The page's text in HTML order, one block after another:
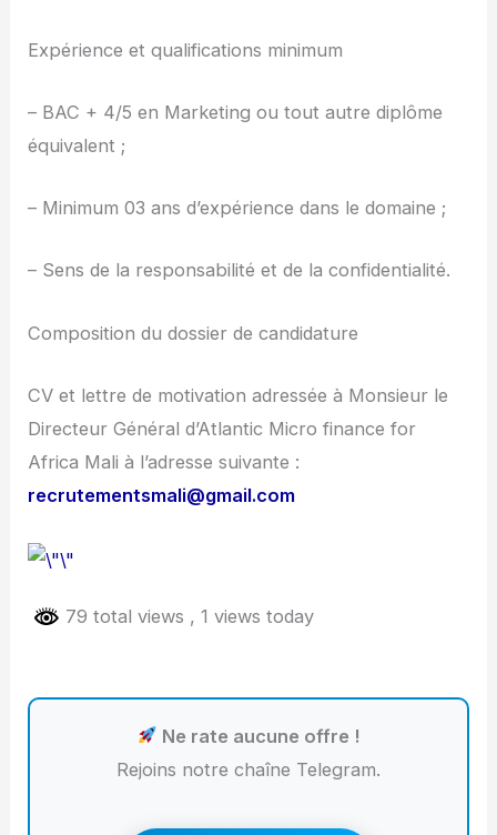
Expérience et qualifications minimum
– BAC + 4/5 en Marketing ou tout autre diplôme
équivalent ;
– Minimum 03 ans d’expérience dans le domaine ;
– Sens de la responsabilité et de la confidentialité.
Composition du dossier de candidature
CV et lettre de motivation adressée à Monsieur le
Directeur Général d’Atlantic Micro finance for
Africa Mali à l’adresse suivante :
recrutementsmali@gmail.com
79 total views , 1 views today
Ne rate aucune offre !
Rejoins notre chaîne Telegram.